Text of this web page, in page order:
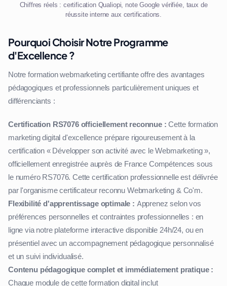
Chiffres réels : certification Qualiopi, note Google vérifiée, taux de
réussite interne aux certifications.
Pourquoi Choisir Notre Programme
d'Excellence ?
Notre formation webmarketing certifiante offre des avantages
pédagogiques et professionnels particulièrement uniques et
différenciants :
Certification RS7076 officiellement reconnue : Cette formation
marketing digital d'excellence prépare rigoureusement à la
certification « Développer son activité avec le Webmarketing »,
officiellement enregistrée auprès de France Compétences sous
le numéro RS7076. Cette certification professionnelle est délivrée
par l'organisme certificateur reconnu Webmarketing & Co'm.
Flexibilité d'apprentissage optimale : Apprenez selon vos
préférences personnelles et contraintes professionnelles : en
ligne via notre plateforme interactive disponible 24h/24, ou en
présentiel avec un accompagnement pédagogique personnalisé
et un suivi individualisé.
Contenu pédagogique complet et immédiatement pratique :
Chaque module de cette formation digital inclut